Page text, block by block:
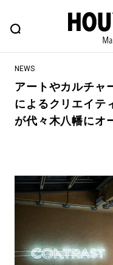
FEATURE
ヒップなファッション
#注目のタグ
#NEW VINTAGE
#路地裏てぃーん。
#GH 銘品の所以
#Commune H
#ととけん
NEWS
アートやカルチャ
によるクリエイテ
が代々木八幡にオ